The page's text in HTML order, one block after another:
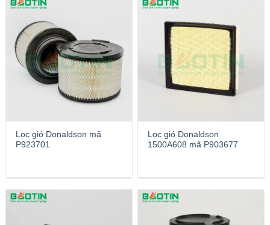
Lọc gió Donaldson mã
P923701
Lọc gió Donaldson
1500A608 mã P903677